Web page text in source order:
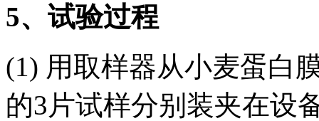
5、试验过程
(1) 用取样器从小麦蛋白
的3片试样分别装夹在设